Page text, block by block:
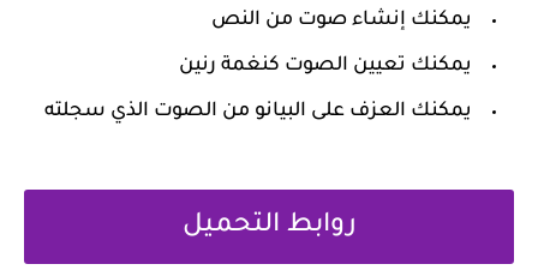
يمكنك إنشاء صوت من النص
يمكنك تعيين الصوت كنغمة رنين
يمكنك العزف على البيانو من الصوت الذي سجلته
روابط التحميل